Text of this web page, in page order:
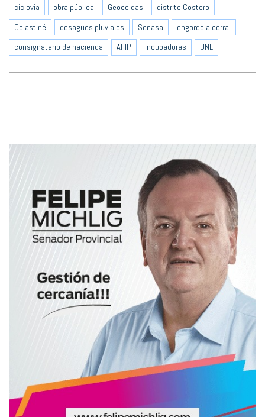
ciclovía
obra pública Geoceldas
distrito Costero
Colastiné
desagües pluviales Senasa
engorde a corral
consignatario de hacienda
AFIP incubadoras UNL